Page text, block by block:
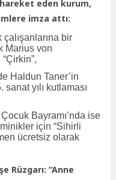
eden kurum,
imza attı:
çalışanlarına bir
Marius von
Haldun Taner’in
yılı kutlaması
Bayramı’nda ise
için “Sihirli
ücretsiz olarak
Rüzgarı: “Anne